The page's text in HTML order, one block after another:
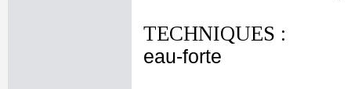
TECHNIQUES :
eau-forte